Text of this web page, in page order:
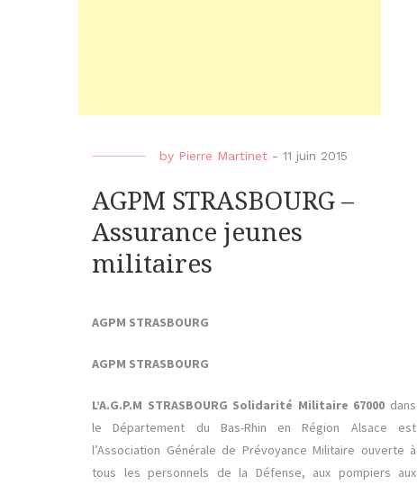
by Pierre Martinet - 11 juin 2015
AGPM STRASBOURG –
Assurance jeunes
militaires
AGPM STRASBOURG
AGPM STRASBOURG
L’A.G.P.M STRASBOURG Solidarité Militaire 67000 dans
le Département du Bas-Rhin en Région Alsace est
l’Association Générale de Prévoyance Militaire ouverte à
tous les personnels de la Défense, aux pompiers aux